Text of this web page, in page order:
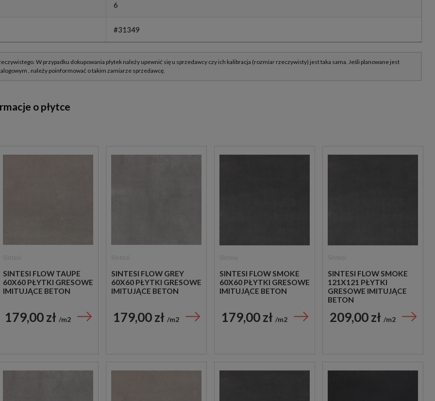
6
#31349
o płytce
SINTESI FLOW TAUPE
60X60 PŁYTKI GRESOWE
IMITUJĄCE BETON
179,00 zł m2
SINTESI FLOW GREY
60X60 PŁYTKI GRESOWE
IMITUJĄCE BETON
179,00 zł m2
SINTESI FLOW SMOKE
60X60 PŁYTKI GRESOWE
IMITUJĄCE BETON
179,00 zł m2
SINTESI FLOW SMOKE
121X121 PŁYTKI
GRESOWE IMITUJĄCE
BETON
209,00 zł m2